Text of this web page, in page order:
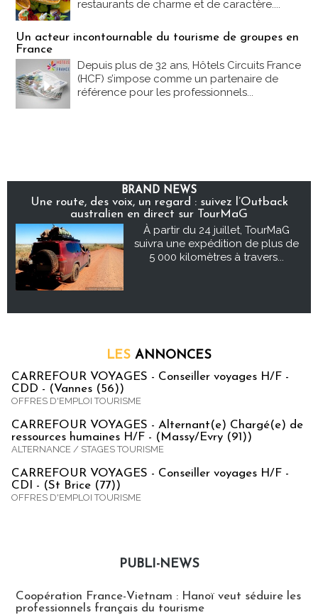
restaurants de charme et de caractère....
Un acteur incontournable du tourisme de groupes en
France
Depuis plus de 32 ans, Hôtels Circuits France
(HCF) s’impose comme un partenaire de
référence pour les professionnels...
BRAND NEWS
Une route, des voix, un regard : suivez l’Outback
australien en direct sur TourMaG
À partir du 24 juillet, TourMaG
suivra une expédition de plus de
5 000 kilomètres à travers...
LES ANNONCES
CARREFOUR VOYAGES - Conseiller voyages H/F -
CDD - (Vannes (56))
OFFRES D'EMPLOI TOURISME
CARREFOUR VOYAGES - Alternant(e) Chargé(e) de
ressources humaines H/F - (Massy/Evry (91))
ALTERNANCE / STAGES TOURISME
CARREFOUR VOYAGES - Conseiller voyages H/F -
CDI - (St Brice (77))
OFFRES D'EMPLOI TOURISME
PUBLI-NEWS
Coopération France-Vietnam : Hanoï veut séduire les
professionnels français du tourisme